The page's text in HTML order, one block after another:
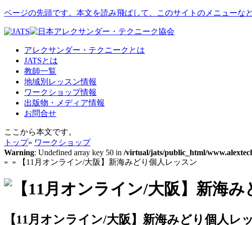
ページの先頭です。本文を読み飛ばして、このサイトのメニューな
アレクサンダー・テクニークとは
JATSとは
教師一覧
地域別レッスン情報
ワークショップ情報
出版物・メディア情報
お問合せ
ここから本文です。
トップ» ワークショップ
Warning: Undefined array key 50 in /virtual/jats/public_html/
» » 【11月オンライン/大阪】新海みどり個人レッスン
【11月オンライン/大阪】新海みどり個人レ